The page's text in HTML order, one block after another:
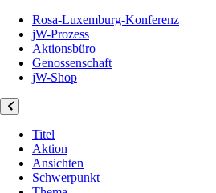
Rosa-Luxemburg-Konferenz
jW-Prozess
Aktionsbüro
Genossenschaft
jW-Shop
Titel
Aktion
Ansichten
Schwerpunkt